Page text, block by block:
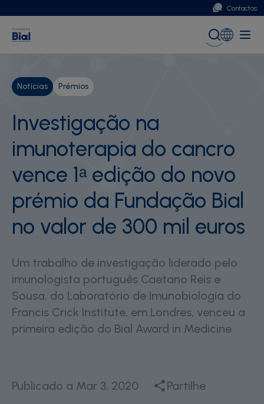
Contactos
Portugal
Notícias Prémios
Investigação na
imunoterapia do cancro
vence 1ᵃ edição do novo
prémio da Fundação Bial
no valor de 300 mil euros
Um trabalho de investigação liderado pelo
imunologista português Caetano Reis e
Sousa, do Laboratório de Imunobiologia do
Francis Crick Institute, em Londres, venceu a
primeira edição do Bial Award in Medicine
Publicado a Mar 3, 2020 Partilhe